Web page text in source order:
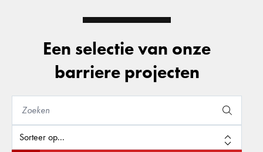
Een selectie van onze
barriere projecten